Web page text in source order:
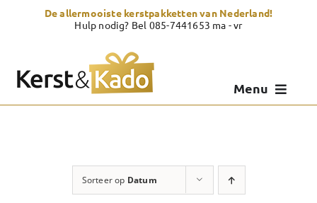
De allermooiste kerstpakketten van Nederland!
Hulp nodig? Bel 085-7441653 ma - vr
Menu
Zelf samenstellen
Sorteer op Datum